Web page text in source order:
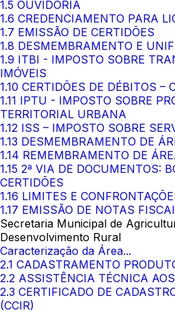
1.5 OUVIDORIA
1.6 CREDENCIAMENTO PARA
1.7 EMISSÃO DE CERTIDÕES
1.8 DESMEMBRAMENTO E
1.9 ITBI - IMPOSTO SOBRE
IMÓVEIS
1.10 CERTIDÕES DE DÉBITOS –
1.11 IPTU - IMPOSTO SOBRE
TERRITORIAL URBANA
1.12 ISS – IMPOSTO SOBRE
1.13 DESMEMBRAMENTO DE
1.14 REMEMBRAMENTO DE
1.15 2ª VIA DE DOCUMENTOS:
CERTIDÕES
1.16 LIMITES E
1.17 EMISSÃO DE NOTAS
Secretaria Municipal de
Desenvolvimento Rural
Caracterização da Área...
2.1 CADASTRAMENTO
2.2 ASSISTÊNCIA TÉCNICA
2.3 CERTIFICADO DE
(CCIR)